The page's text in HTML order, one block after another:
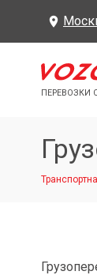
ПЕРЕВОЗКИ